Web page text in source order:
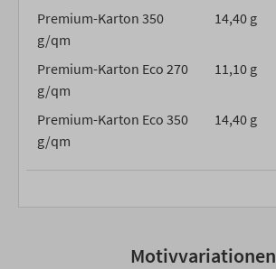
Premium-Karton 350
g/qm
14,40 g
Premium-Karton Eco 270
g/qm
11,10 g
Premium-Karton Eco 350
g/qm
14,40 g
Motivvariationen